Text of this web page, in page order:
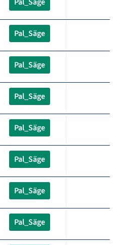
Pal_Säge
Pal_Säge
Pal_Säge
Pal_Säge
Pal_Säge
Pal_Säge
Pal_Säge